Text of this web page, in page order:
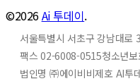
©2026Ai 투데이.
서울특별시 서초구 강남대로
팩스 02-6008-0515청소년
법인명 ㈜에이비비제호 AI투